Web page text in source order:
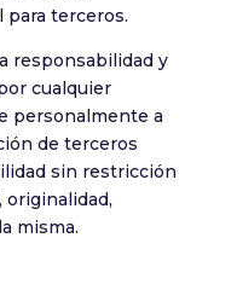
terceros.
responsabilidad y
cualquier
personalmente a
de terceros
sin restricción
originalidad,
misma.